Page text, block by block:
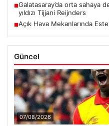
■Galatasaray’da orta sahaya
yıldızı Tijjani Reijnders
■Açık Hava Mekanlarında
Güncel
07/08/2026